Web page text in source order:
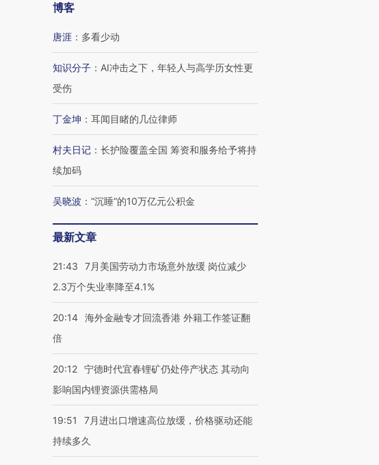
博客
唐涯 ： 多看少动
知识分子 ： AI冲击之下，年轻人与高学历女性更
受伤
丁金坤 ： 耳闻目睹的几位律师
村夫日记 ： 长护险覆盖全国 筹资和服务给予将持
续加码
吴晓波 ： “沉睡”的10万亿元公积金
最新文章
21:43
7月美国劳动力市场意外放缓 岗位减少
2.3万个失业率降至4.1%
20:14 海外金融专才回流香港 外籍工作签证翻
倍
20:12 宁德时代宜春锂矿仍处停产状态 其动向
影响国内锂资源供需格局
19:51
7月进出口增速高位放缓，价格驱动还能
持续多久